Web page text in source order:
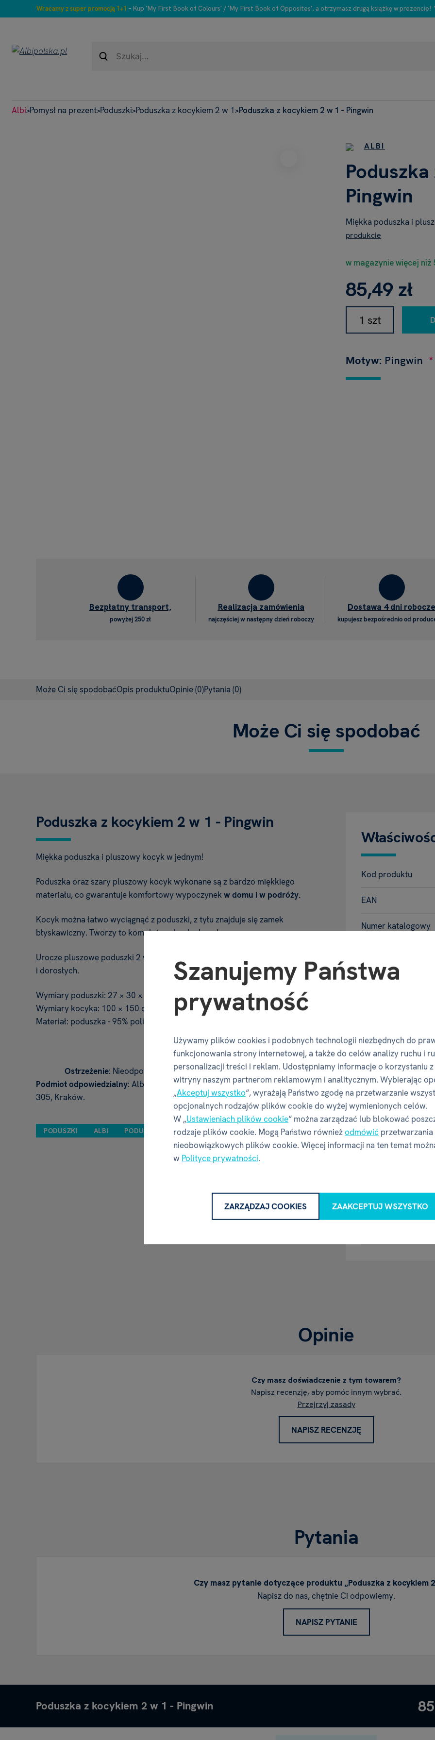
Wracamy z super promocją 1+1 – Kup 'My First Book of Colours' / 'My First Book of Opposites', a otrzymasz drugą książkę w
Albi>Pomysł na prezent>Poduszki>Poduszka z kocykiem 2 w 1>Poduszka z kocykiem 2 w 1 - Pingwin
ALBI
Pingwin
Miękka poduszka i
produkcie
w magazynie więcej niż
85,49 zł
Motyw: Pingwin
Bezpłatny transport,
powyżej 250 zł
Realizacja zamówienia
najczęściej w następny dzień roboczy
Dostawa 4 dni robocze
kupujesz bezpośrednio od
Może Ci się spodobaćOpis produktuOpinie(0)Pytania (0)
Może Ci się spodobać
Poduszka z kocykiem 2 w 1 - Pingwin
Miękka poduszka i pluszowy kocyk w jednym!
Poduszka oraz szary pluszowy kocyk wykonane są z bardzo miękkiego
materiału, co gwarantuje komfortowy wypoczynekw domu i w podróży.
Kocyk można łatwo wyciągnąć z poduszki, z tyłu znajduje się zamek
błyskawiczny. Tworzy to komplet poduszka-kocyk.
Urocze pluszowe poduszki 2 w 1 to świetny prezent dla dzieci
i dorosłych.
Wymiary poduszki: 27 × 30 × 15 cm
Wymiary kocyka: 100 × 150 cm
Materiał: poduszka - 95% poliester + 5% elastan; kocyk - 100% poliester
Ostrzeżenie: Nieodpowiednie dla dzieci poniżej 3. roku życia.
Podmiot odpowiedzialny: Albi Polska Sp. z o.o., ul. Radzikowskiego 3, 31-
305, Kraków.
PODUSZKI ALBI PODUSZKA Z KOCYKIEM 2 W 1
Kod produktu
EAN
Numer katalogowy
Głębokość
Wysokość
Waga
Producent
Adres
Opinie
Czy masz doświadczenie z tym towarem?
Napisz recenzję, aby pomóc innym wybrać.
Przejrzyj zasady
NAPISZ RECENZJĘ
Pytania
Czy masz pytanie dotyczące produktu „Poduszka z kocykiem
Napisz do nas, chętnie Ci odpowiemy.
NAPISZ PYTANIE
Poduszka z kocykiem 2 w 1 - Pingwin
Szanujemy Państwa
prywatność
Używamy plików cookies i podobnych technologii niezbędnych do
funkcjonowania strony internetowej, a także do celów analizy ruchu i
personalizacji treści i reklam. Udostępniamy informacje o korzystaniu z
witryny naszym partnerom reklamowym i analitycznym. Wybierając
„Akceptuj wszystko“, wyrażają Państwo zgodę na przetwarzanie
opcjonalnych rodzajów plików cookie do wyżej wymienionych celów.
W „Ustawieniach plików cookie“ można zarządzać lub blokować
rodzaje plików cookie. Mogą Państwo równieżodmówić przetwarzania
nieobowiązkowych plików cookie. Więcej informacji na ten temat
w Polityce prywatności.
ZARZĄDZAJ COOKIES ZAAKCEPTUJ WSZYSTKO